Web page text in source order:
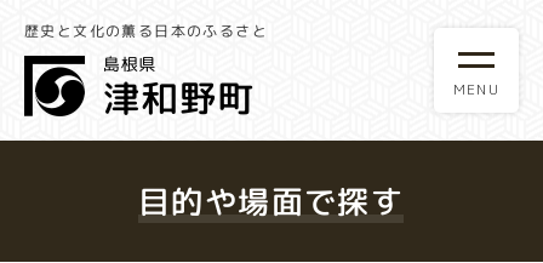
歴史と文化の薫る日本のふるさと
目的や場面で探す